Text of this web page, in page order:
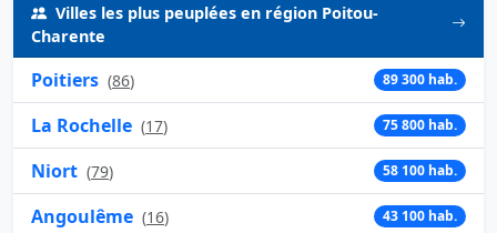
Villes les plus peuplées en région Poitou-
Charente
Poitiers (86) 89 300 hab.
La Rochelle (17) 75 800 hab.
Niort (79) 58 100 hab.
Angoulême (16) 43 100 hab.